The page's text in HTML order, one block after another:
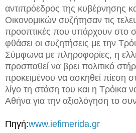
αντιπρόεδρος της κυβέρνησης
Οικονομικών συζήτησαν τις
προοπτικές που υπάρχουν στο
φθάσει οι συζητήσεις με την
Σύμφωνα με πληροφορίες, η
προσπαθεί να βρει πολιτικό
προκειμένου να ασκηθεί πίεση
λίγο τη στάση του και η Τρόικα
Αθήνα για την αξιολόγηση το
Πηγή:www.iefimerida.gr